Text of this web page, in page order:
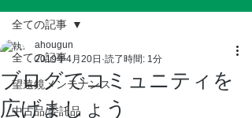
全ての記事
望遠鏡メンテナンス
中古品/委託品
全ての記事
ブログでコミュニティを
広げましょう
ahougun
2019年4月20日 読了時間: 1分